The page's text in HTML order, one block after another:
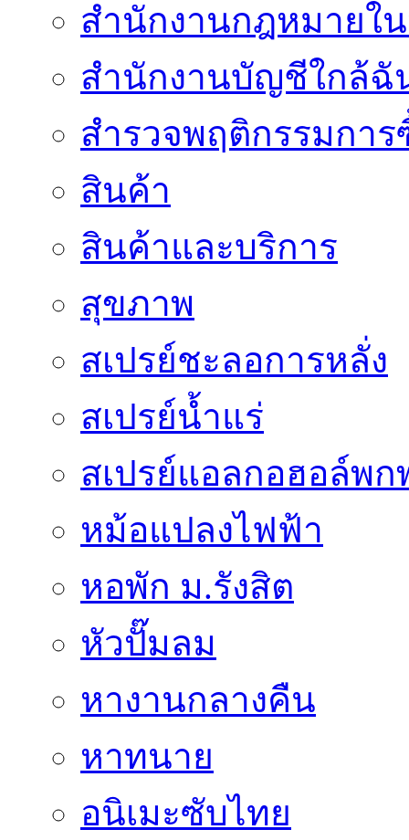
สำนักงานกฎหมายใ
สำนักงานบัญชีใกล้ฉั
สำรวจพฤติกรรมการ
สินค้า
สินค้าและบริการ
สุขภาพ
สเปรย์ชะลอการหลั่ง
สเปรย์น้ำแร่
สเปรย์แอลกอฮอล์พก
หม้อแปลงไฟฟ้า
หอพัก ม.รังสิต
หัวปั๊มลม
หางานกลางคืน
หาทนาย
อนิเมะซับไทย